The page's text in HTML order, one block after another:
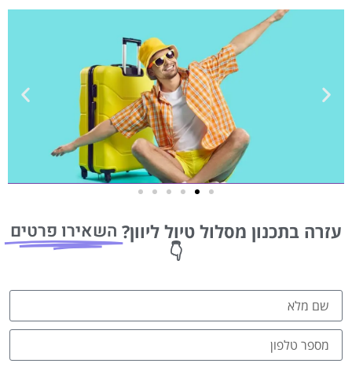
מציאת
לחצו
עזרה בתכנון מסלול טיול ליוון? השאירו פרטים
👇